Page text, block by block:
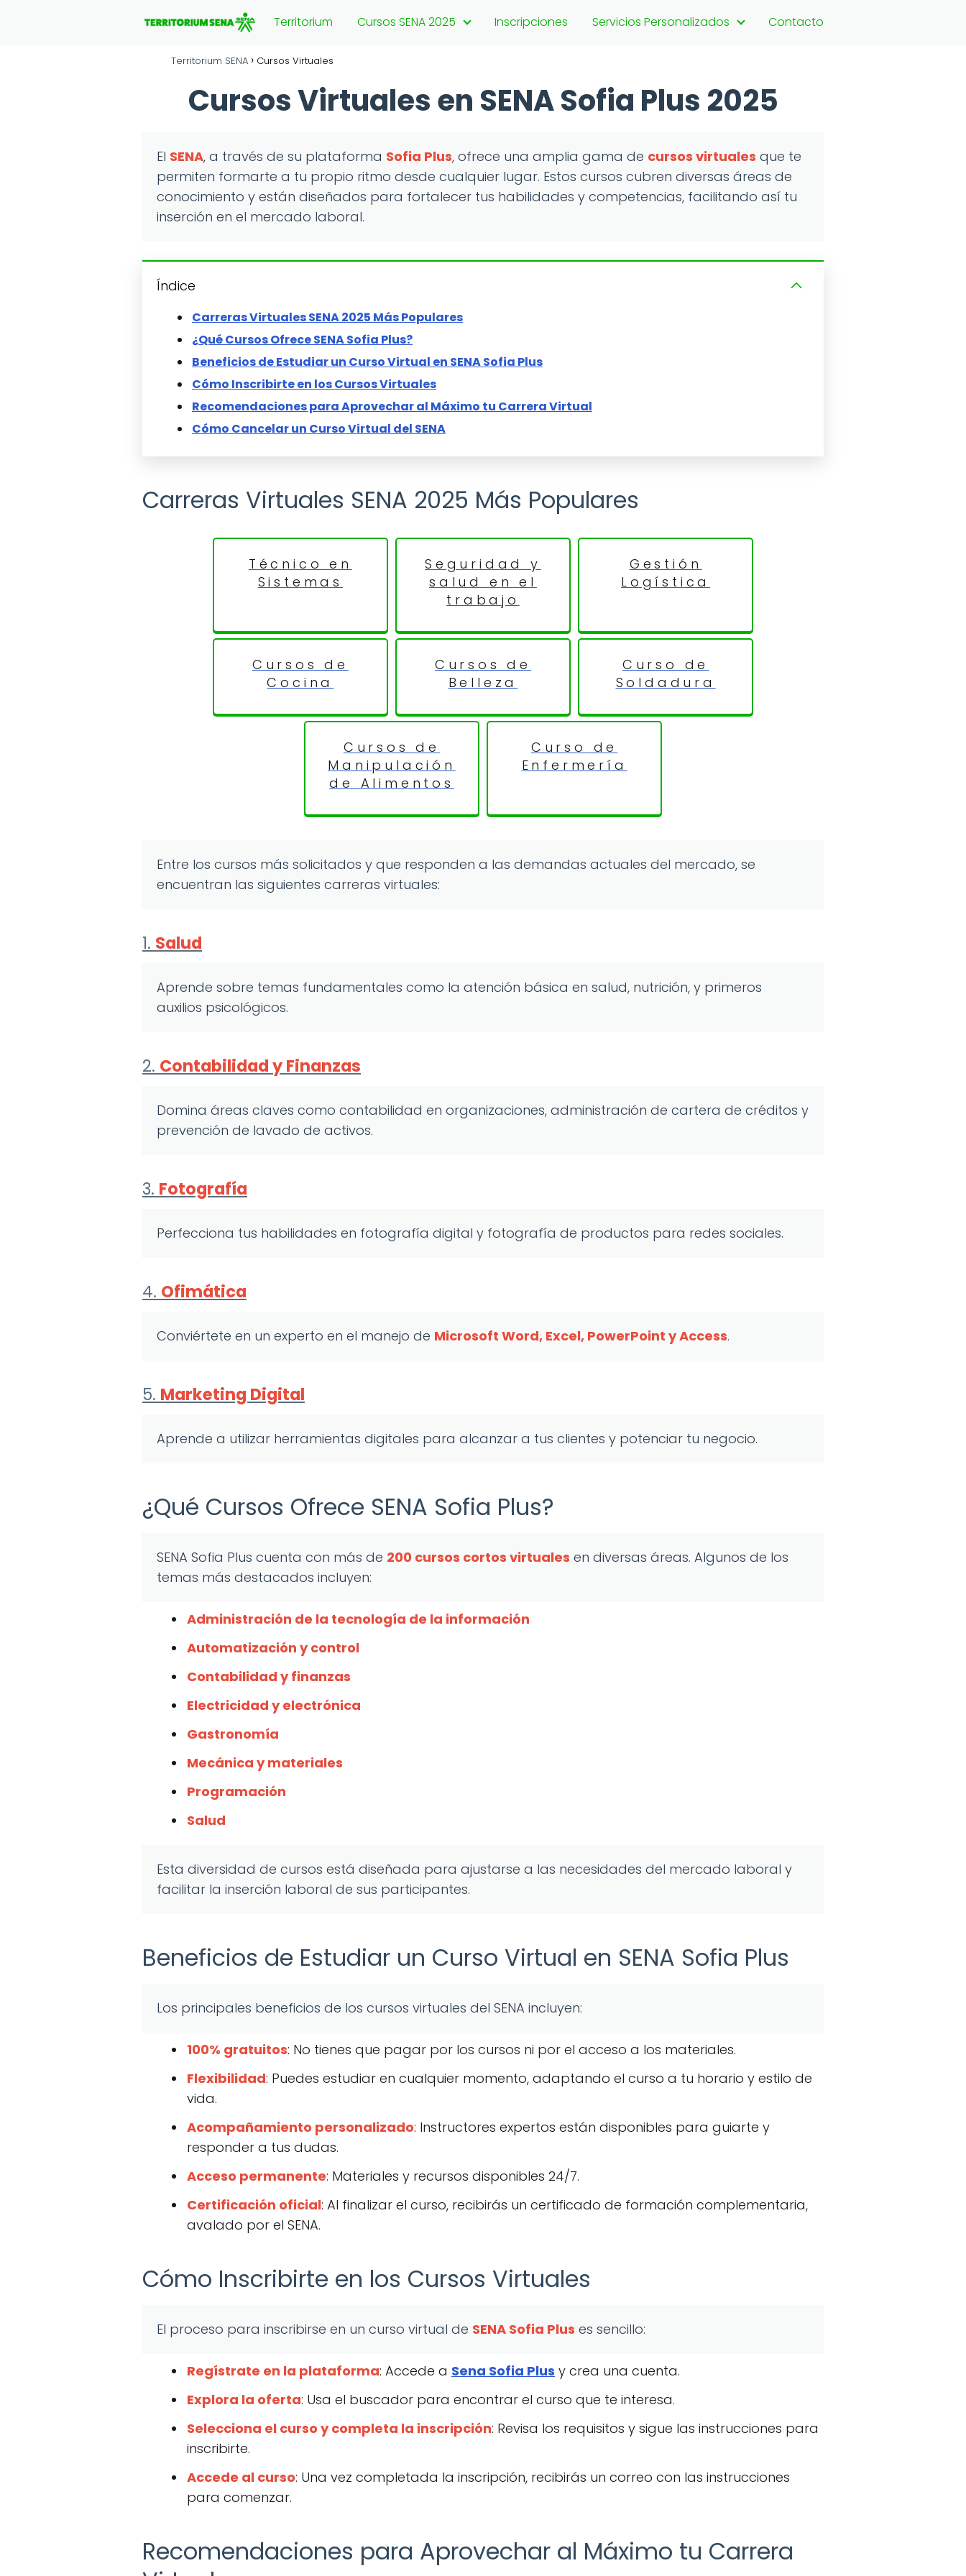
Territorium Cursos SENA 2025 Inscripciones Servicios Personalizados Contacto
Territorium SENA Cursos Virtuales
Cursos Virtuales en SENA Sofia Plus 2025
El SENA, a través de su plataforma Sofia Plus, ofrece una amplia gama de cursos virtuales que te
permiten formarte a tu propio ritmo desde cualquier lugar. Estos cursos cubren diversas áreas de
conocimiento y están diseñados para fortalecer tus habilidades y competencias, facilitando así tu
inserción en el mercado laboral.
Índice
Carreras Virtuales SENA 2025 Más Populares
¿Qué Cursos Ofrece SENA Sofia Plus?
Beneficios de Estudiar un Curso Virtual en SENA Sofia Plus
Cómo Inscribirte en los Cursos Virtuales
Recomendaciones para Aprovechar al Máximo tu Carrera Virtual
Cómo Cancelar un Curso Virtual del SENA
Carreras Virtuales SENA 2025 Más Populares
Técnico en
Sistemas
Seguridad y
salud en el
trabajo
Gestión
Logística
Cursos de
Cocina
Cursos de
Belleza
Curso de
Soldadura
Cursos de
Manipulación
de Alimentos
Curso de
Enfermería
Entre los cursos más solicitados y que responden a las demandas actuales del mercado, se
encuentran las siguientes carreras virtuales:
1. Salud
Aprende sobre temas fundamentales como la atención básica en salud, nutrición, y primeros
auxilios psicológicos.
2. Contabilidad y Finanzas
Domina áreas claves como contabilidad en organizaciones, administración de cartera de créditos y
prevención de lavado de activos.
3. Fotografía
Perfecciona tus habilidades en fotografía digital y fotografía de productos para redes sociales.
4. Ofimática
Conviértete en un experto en el manejo de Microsoft Word, Excel, PowerPoint y Access.
5. Marketing Digital
Aprende a utilizar herramientas digitales para alcanzar a tus clientes y potenciar tu negocio.
¿Qué Cursos Ofrece SENA Sofia Plus?
SENA Sofia Plus cuenta con más de 200 cursos cortos virtuales en diversas áreas. Algunos de los
temas más destacados incluyen:
Administración de la tecnología de la información
Automatización y control
Contabilidad y finanzas
Electricidad y electrónica
Gastronomía
Mecánica y materiales
Programación
Salud
Esta diversidad de cursos está diseñada para ajustarse a las necesidades del mercado laboral y
facilitar la inserción laboral de sus participantes.
Beneficios de Estudiar un Curso Virtual en SENA Sofia Plus
Los principales beneficios de los cursos virtuales del SENA incluyen:
100% gratuitos: No tienes que pagar por los cursos ni por el acceso a los materiales.
Flexibilidad: Puedes estudiar en cualquier momento, adaptando el curso a tu horario y estilo de
vida.
Acompañamiento personalizado: Instructores expertos están disponibles para guiarte y
responder a tus dudas.
Acceso permanente: Materiales y recursos disponibles 24/7.
Certificación oficial: Al finalizar el curso, recibirás un certificado de formación complementaria,
avalado por el SENA.
Cómo Inscribirte en los Cursos Virtuales
El proceso para inscribirse en un curso virtual de SENA Sofia Plus es sencillo:
Regístrate en la plataforma: Accede a Sena Sofia Plus y crea una cuenta.
Explora la oferta: Usa el buscador para encontrar el curso que te interesa.
Selecciona el curso y completa la inscripción: Revisa los requisitos y sigue las instrucciones para
inscribirte.
Accede al curso: Una vez completada la inscripción, recibirás un correo con las instrucciones
para comenzar.
Recomendaciones para Aprovechar al Máximo tu Carrera